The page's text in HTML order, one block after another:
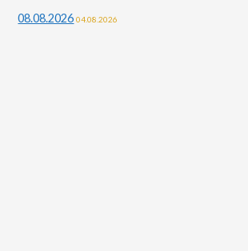
08.08.2026 04.08.2026